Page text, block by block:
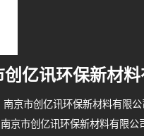
创亿讯环保新材料
南京市创亿讯环保新材料有限公
京市创亿讯环保新材料有限公